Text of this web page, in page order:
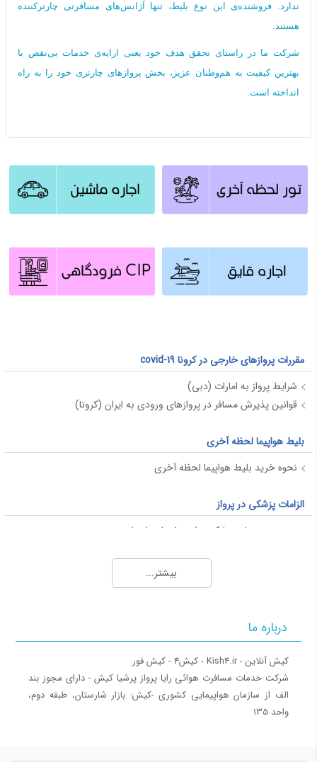
ندارد. فروشنده‌ی این نوع بلیط، تنها آژانس‌های مسافرتی چارترکننده
هستند.
شرکت ما در راستای تحقق هدف خود یعنی ارایه‌ی خدمات بی‌نقص با
بهترین کیفیت به هم‌وطنان عزیز، بخش پروازهای چارتری خود را به راه
انداخته است.
مقررات پروازهای خارجی در کرونا covid-19
شرایط پرواز به امارات (دبی)
قوانین پذیرش مسافر در پروازهای ورودی به ایران (کرونا)
بلیط هواپیما لحظه آخری
نحوه خرید بلیط هواپیما لحظه آخری
الزامات پزشکی در پرواز
محدودیت های پزشکی برای سفر با هواپیما
ویزای شینگن
کشورهای بدون ویزا برای ایرانیان
بار همراه مسافر
بیشتر...
درباره ما
‎کیش آنلاین - Kish4.ir - کیش4 - کیش فور
‎شرکت خدمات مسافرت هوائی رایا پرواز پرشیا کیش - دارای مجوز بند
الف از سازمان هواپیمایی کشوری ‎-کیش: بازار شارستان، طبقه دوم،
واحد 135